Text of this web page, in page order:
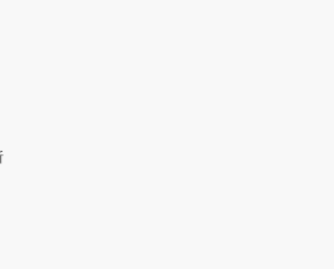
ており、熱心な指導をしてくださ
ったと感じます。先生から応援メ
でき、勉強に対してのモチベーシ